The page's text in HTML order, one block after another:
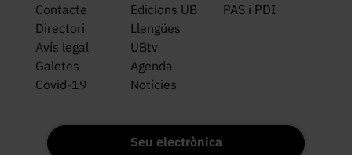
Contacte
Edicions UB
Directori
Llengües
Avís legal
UBtv
Galetes
Agenda
Covid-19
Notícies
PAS i PDI
Seu electrònica